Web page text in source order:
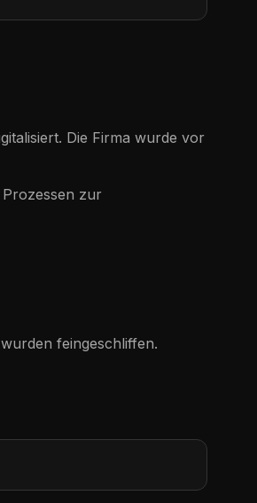
Die Firma wurde vor
zur
feingeschliffen.